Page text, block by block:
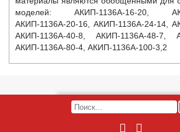
моделей: АКИП-1136A-16-20,
АКИП-1136A-20-16, АКИП-1136A-24-14,
АКИП-1136A-40-8, АКИП-1136A-48-7,
АКИП-1136A-80-4, АКИП-1136A-100-3,2